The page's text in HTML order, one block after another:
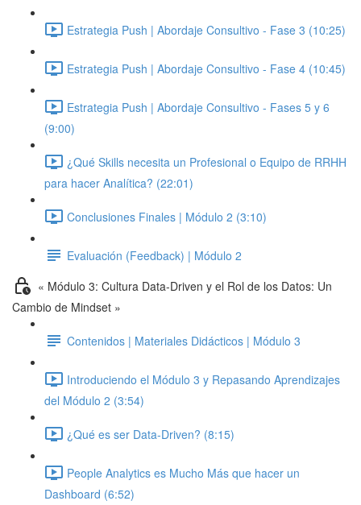
Estrategia Push | Abordaje Consultivo - Fase 3 (10:25)
Estrategia Push | Abordaje Consultivo - Fase 4 (10:45)
Estrategia Push | Abordaje Consultivo - Fases 5 y 6
(9:00)
¿Qué Skills necesita un Profesional o Equipo de RRHH
para hacer Analítica? (22:01)
Conclusiones Finales | Módulo 2 (3:10)
Evaluación (Feedback) | Módulo 2
« Módulo 3: Cultura Data-Driven y el Rol de los Datos: Un
Cambio de Mindset »
Contenidos | Materiales Didácticos | Módulo 3
Introduciendo el Módulo 3 y Repasando Aprendizajes
del Módulo 2 (3:54)
¿Qué es ser Data-Driven? (8:15)
People Analytics es Mucho Más que hacer un
Dashboard (6:52)